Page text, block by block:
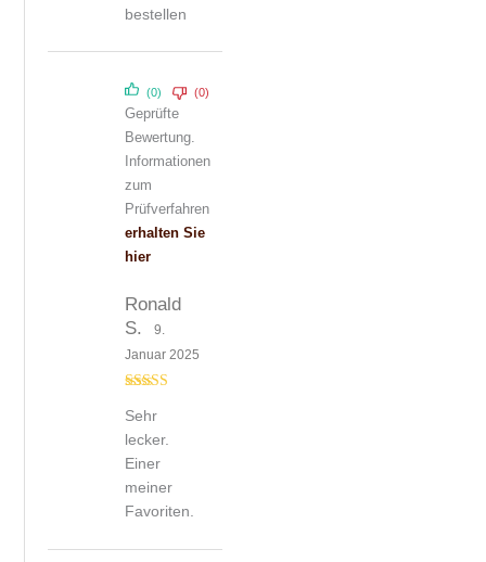
bestellen
5von 5
Ronald
S.
9.
Januar 2025
Sehr
lecker.
Einer
meiner
Favoriten.
(0) (0)
Geprüfte
Bewertung.
Informationen
zum
Prüfverfahren
erhalten Sie
hier